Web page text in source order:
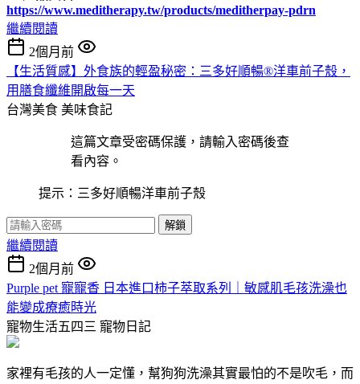
https://www.meditherapy.tw/products/meditherpay-pdrn
繼續閱讀
2個月前
【生活質感】外食族的輕盈秘密：三多好順暢®洋車前子殼，
用膳食纖維開啟每一天
台灣美食 美味食記
這篇文章受密碼保護，請輸入密碼後查
看內容。
提示：三多好順暢洋車前子殼
解鎖
繼續閱讀
2個月前
Purple pet 寵寵香 日本進口柿子萃取系列｜敏感肌毛孩洗澡也
能變成療癒時光
寵物生活五四三 寵物日記
家裡有毛孩的人一定懂，幫狗狗洗澡其實最怕的不是吹毛，而